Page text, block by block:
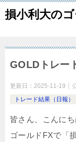
損小利大の
GOLDトレー
更新日： 2025-11-19
トレード結果（日報）
皆さん、こんにち
ゴールドFXで「